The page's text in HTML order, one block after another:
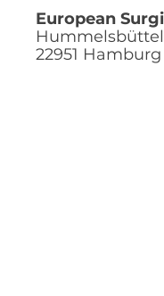
European
22951 Hamburg